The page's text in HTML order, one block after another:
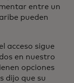
entre un
pueden
acceso sigue
en nuestro
opciones
dijo que su